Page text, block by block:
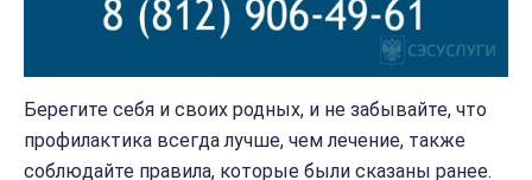
Берегите себя и своих родных, и не забывайте, что
профилактика всегда лучше, чем лечение, также
соблюдайте правила, которые были сказаны ранее.